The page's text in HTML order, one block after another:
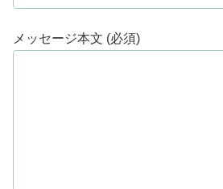
メッセージ本文 (必須)